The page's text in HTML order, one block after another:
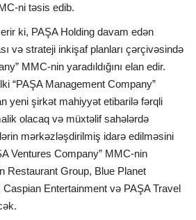
ni təsis edib.
ki, PAŞA Holding davam edən
və strateji inkişaf planları çərçivəsində
MMC-nin yaradıldığını elan edir.
“PAŞA Management Company”
yeni şirkət mahiyyət etibarilə fərqli
olacaq və müxtəlif sahələrdə
mərkəzləşdirilmiş idarə edilməsini
Ventures Company” MMC-nin
Restaurant Group, Blue Planet
Caspian Entertainment və PAŞA Travel